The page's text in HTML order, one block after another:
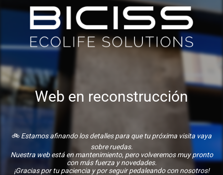
Web en reconstrucción
🚲 Estamos afinando los detalles para que tu próxima visita vaya
sobre ruedas.
Nuestra web está en mantenimiento, pero volveremos muy pronto
con más fuerza y novedades.
¡Gracias por tu paciencia y por seguir pedaleando con nosotros!